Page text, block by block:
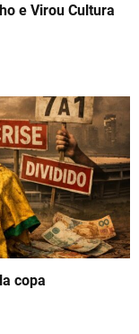
e Virou Cultura
copa